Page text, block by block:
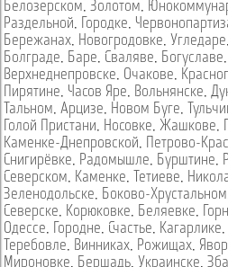
Белозерском, Золотом,
Раздельной, Городке,
Бережанах, Новогродовке, Угледаре,
Болграде, Баре, Сваляве, Богуславе,
Верхнеднепровске, Очакове,
Пирятине, Часов Яре, Вольнянске,
Тальном, Арцизе, Новом Буге,
Голой Пристани, Носовке, Жашкове,
Каменке-Днепровской, Петрово-
Снигирёвке, Радомышле, Бурштине,
Северском, Каменке, Тетиеве,
Зеленодольске, Боково-Хрустальном
Северске, Корюковке, Беляевке,
Одессе, Городне, Счастье, Кагарлике,
Теребовле, Винниках, Рожищах,
Мироновке, Бершадь, Украинске,